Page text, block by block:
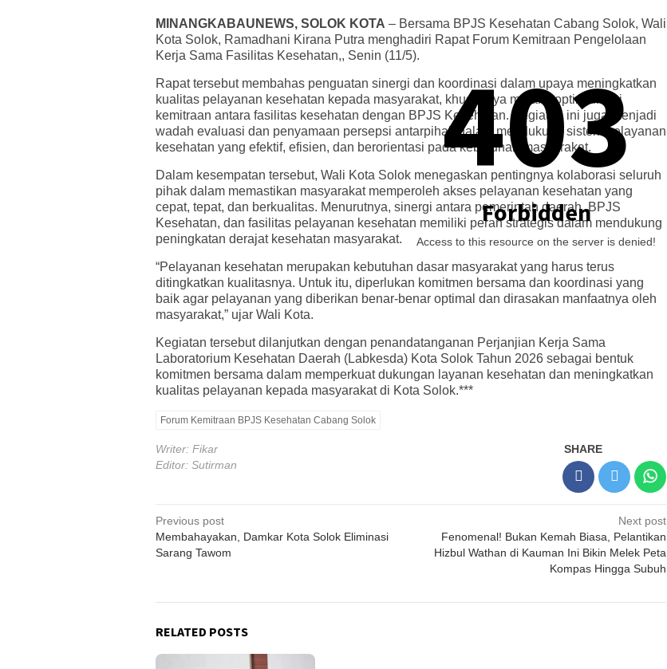
MINANGKABAUNEWS, SOLOK KOTA – Bersama BPJS Kesehatan Cabang Solok, Wali
Kota Solok, Ramadhani Kirana Putra menghadiri Rapat Forum Kemitraan Pengelolaan
Kerja Sama Fasilitas Kesehatan,, Senin (11/5).
Rapat tersebut membahas penguatan sinergi dan koordinasi dalam upaya meningkatkan
kualitas pelayanan kesehatan kepada masyarakat, khususnya melalui optimalisasi
kemitraan antara fasilitas kesehatan dengan BPJS Kesehatan. Kegiatan ini juga menjadi
wadah evaluasi dan penyamaan persepsi antarpihak dalam mendukung sistem pelayanan
kesehatan yang efektif, efisien, dan berorientasi pada kebutuhan masyarakat.
Dalam kesempatan tersebut, Wali Kota Solok menegaskan pentingnya kolaborasi seluruh
pihak dalam memastikan masyarakat memperoleh akses pelayanan kesehatan yang
cepat, tepat, dan berkualitas. Menurutnya, sinergi antara pemerintah daerah, BPJS
Kesehatan, dan fasilitas pelayanan kesehatan memiliki peran strategis dalam mendukung
peningkatan derajat kesehatan masyarakat.
“Pelayanan kesehatan merupakan kebutuhan dasar masyarakat yang harus terus
ditingkatkan kualitasnya. Untuk itu, diperlukan komitmen bersama dan koordinasi yang
baik agar pelayanan yang diberikan benar-benar optimal dan dirasakan manfaatnya oleh
masyarakat,” ujar Wali Kota.
Kegiatan tersebut dilanjutkan dengan penandatanganan Perjanjian Kerja Sama
Laboratorium Kesehatan Daerah (Labkesda) Kota Solok Tahun 2026 sebagai bentuk
komitmen bersama dalam memperkuat dukungan layanan kesehatan dan meningkatkan
kualitas pelayanan kepada masyarakat di Kota Solok.***
Forum Kemitraan BPJS Kesehatan Cabang Solok
Writer: Fikar
Editor: Sutirman
SHARE
Post
navigation
Previous post
Membahayakan, Damkar Kota Solok Eliminasi
Sarang Tawom
Next post
Fenomenal! Bukan Kemah Biasa, Pelantikan
Hizbul Wathan di Kauman Ini Bikin Melek Peta
Kompas Hingga Subuh
RELATED POSTS
403
Forbidden
Access to this resource on the server is denied!